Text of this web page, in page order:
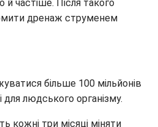
частіше. Після такого
дренаж струменем
більше 100 мільйонів
для людського організму.
кожні три місяці міняти